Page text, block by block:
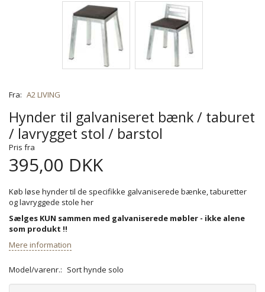
Fra: A2 LIVING
Hynder til galvaniseret bænk / taburet
/ lavrygget stol / barstol
Pris fra
395,00 DKK
Køb løse hynder til de specifikke galvaniserede bænke, taburetter
og lavryggede stole her
Sælges KUN sammen med galvaniserede møbler - ikke alene
som produkt !!
Mere information
Model/varenr.: Sort hynde solo